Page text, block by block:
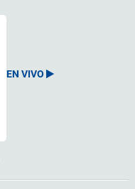
EN VIVO